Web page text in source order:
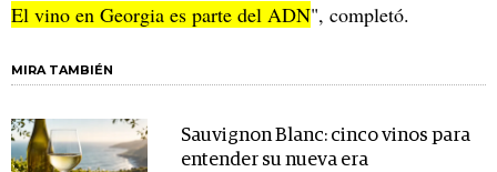
El vino en Georgia es parte del ADN", completó.
MIRA TAMBIÉN
Sauvignon Blanc: cinco vinos para
entender su nueva era